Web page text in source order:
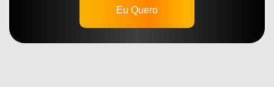
Eu Quero